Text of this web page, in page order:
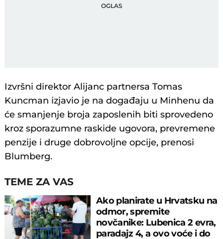
Izvršni direktor Alijanc partnersa Tomas
Kuncman izjavio je na događaju u Minhenu da
će smanjenje broja zaposlenih biti sprovedeno
kroz sporazumne raskide ugovora, prevremene
penzije i druge dobrovoljne opcije, prenosi
Blumberg.
TEME ZA VAS
Ako planirate u Hrvatsku na
odmor, spremite
novčanike: Lubenica 2 evra,
paradajz 4, a ovo voće i do